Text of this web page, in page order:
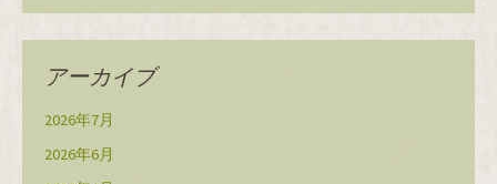
アーカイブ
2026年7月
2026年6月